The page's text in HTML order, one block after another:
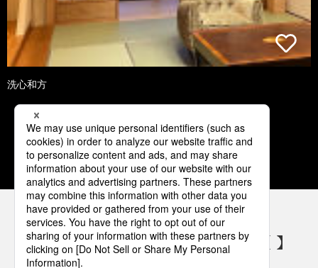
洗心和方
1 2 3 4 5
パナソニックの電気設備 SNSアカウント